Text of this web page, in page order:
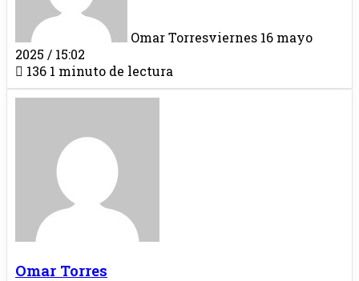
Omar Torresviernes 16 mayo
2025 / 15:02
136 1 minuto de lectura
Omar Torres